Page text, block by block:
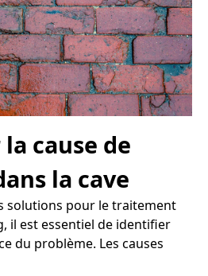
cause de
la cave
solutions pour le traitement
il est essentiel de identifier
du problème. Les causes